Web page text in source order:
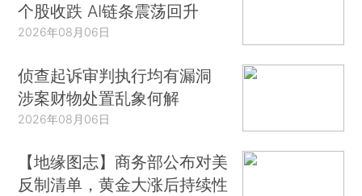
个股收跌 AI链条震荡回升
2026年08月06日
侦查起诉审判执行均有漏洞
涉案财物处置乱象何解
2026年08月06日
【地缘图志】商务部公布对美
反制清单，黄金大涨后持续性